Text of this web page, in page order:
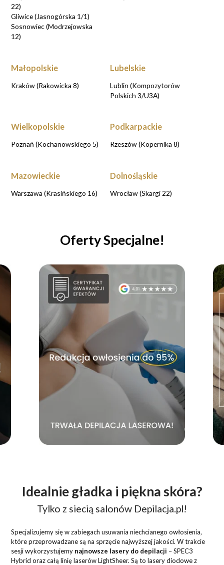
22)
Gliwice (Jasnogórska 1/1)
Sosnowiec (Modrzejowska
12)
Małopolskie
Kraków (Rakowicka 8)
Lubelskie
Lublin (Kompozytorów
Polskich 3/U3A)
Wielkopolskie
Poznań (Kochanowskiego 5)
Podkarpackie
Rzeszów (Kopernika 8)
Mazowieckie
Warszawa (Krasińskiego 16)
Dolnośląskie
Wrocław (Skargi 22)
Oferty Specjalne!
Idealnie gładka i piękna skóra?
Tylko z siecią salonów Depilacja.pl!
Specjalizujemy się w zabiegach usuwania niechcianego owłosienia,
które przeprowadzane są na sprzęcie najwyższej jakości. W trakcie
sesji wykorzystujemy najnowsze lasery do depilacji – SPEC3
Hybrid oraz całą linię laserów LightSheer. Są to lasery diodowe z